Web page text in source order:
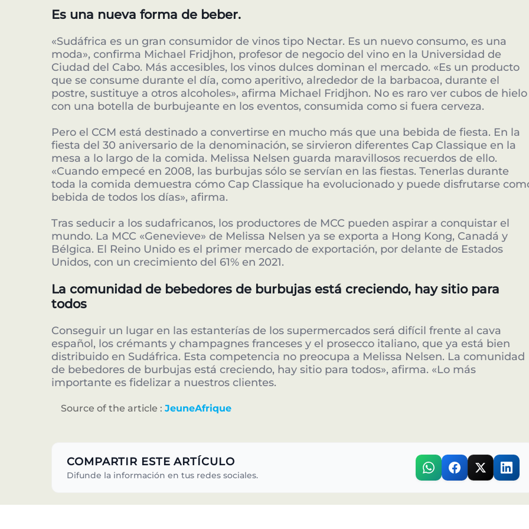
Es una nueva forma de beber.
«Sudáfrica es un gran consumidor de vinos tipo Nectar. Es un nuevo consumo, es una
moda», confirma Michael Fridjhon, profesor de negocio del vino en la Universidad de
Ciudad del Cabo. Más accesibles, los vinos dulces dominan el mercado. «Es un producto
que se consume durante el día, como aperitivo, alrededor de la barbacoa, durante el
postre, sustituye a otros alcoholes», afirma Michael Fridjhon. No es raro ver cubos de hielo
con una botella de burbujeante en los eventos, consumida como si fuera cerveza.
Pero el CCM está destinado a convertirse en mucho más que una bebida de fiesta. En la
fiesta del 30 aniversario de la denominación, se sirvieron diferentes Cap Classique en la
mesa a lo largo de la comida. Melissa Nelsen guarda maravillosos recuerdos de ello.
«Cuando empecé en 2008, las burbujas sólo se servían en las fiestas. Tenerlas durante
toda la comida demuestra cómo Cap Classique ha evolucionado y puede disfrutarse
bebida de todos los días», afirma.
Tras seducir a los sudafricanos, los productores de MCC pueden aspirar a conquistar el
mundo. La MCC «Genevieve» de Melissa Nelsen ya se exporta a Hong Kong, Canadá y
Bélgica. El Reino Unido es el primer mercado de exportación, por delante de Estados
Unidos, con un crecimiento del 61% en 2021.
La comunidad de bebedores de burbujas está creciendo, hay sitio para
todos
Conseguir un lugar en las estanterías de los supermercados será difícil frente al cava
español, los crémants y champagnes franceses y el prosecco italiano, que ya está bien
distribuido en Sudáfrica. Esta competencia no preocupa a Melissa Nelsen. La comunidad
de bebedores de burbujas está creciendo, hay sitio para todos», afirma. «Lo más
importante es fidelizar a nuestros clientes.
Source of the article :JeuneAfrique
COMPARTIR ESTE ARTÍCULO
Difunde la información en tus redes sociales.